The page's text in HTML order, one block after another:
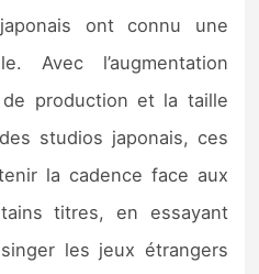
ont connu une
Avec l’augmentation
production et la taille
studios japonais, ces
la cadence face aux
titres, en essayant
les jeux étrangers